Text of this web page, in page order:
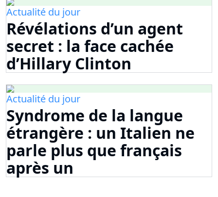
Actualité du jour
Révélations d’un agent
secret : la face cachée
d’Hillary Clinton
Actualité du jour
Syndrome de la langue
étrangère : un Italien ne
parle plus que français
après un